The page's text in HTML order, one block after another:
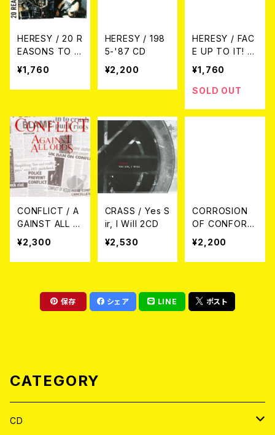
HERESY / 20 R
EASONS TO E
ND IT ALL CD
(BOSSTUAGE
盤)
¥1,760
HERESY / 198
5-'87 CD
¥2,200
HERESY / FAC
E UP TO IT! E
XPANDED 30T
H ANNIVERSA
RY EDITION(C
¥1,760
SOLD OUT
CONFLICT / A
GAINST ALL O
DDS CD
¥2,300
CRASS / Yes S
ir, I Will 2CD
¥2,530
CORROSION
OF CONFORMI
TY / ANIMOSI
TY CD(帯付き
日本盤仕様)
¥2,200
保存 シェア LINE ポスト
CATEGORY
CD